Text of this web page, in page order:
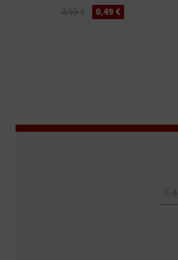
0,99 € 0,49 €